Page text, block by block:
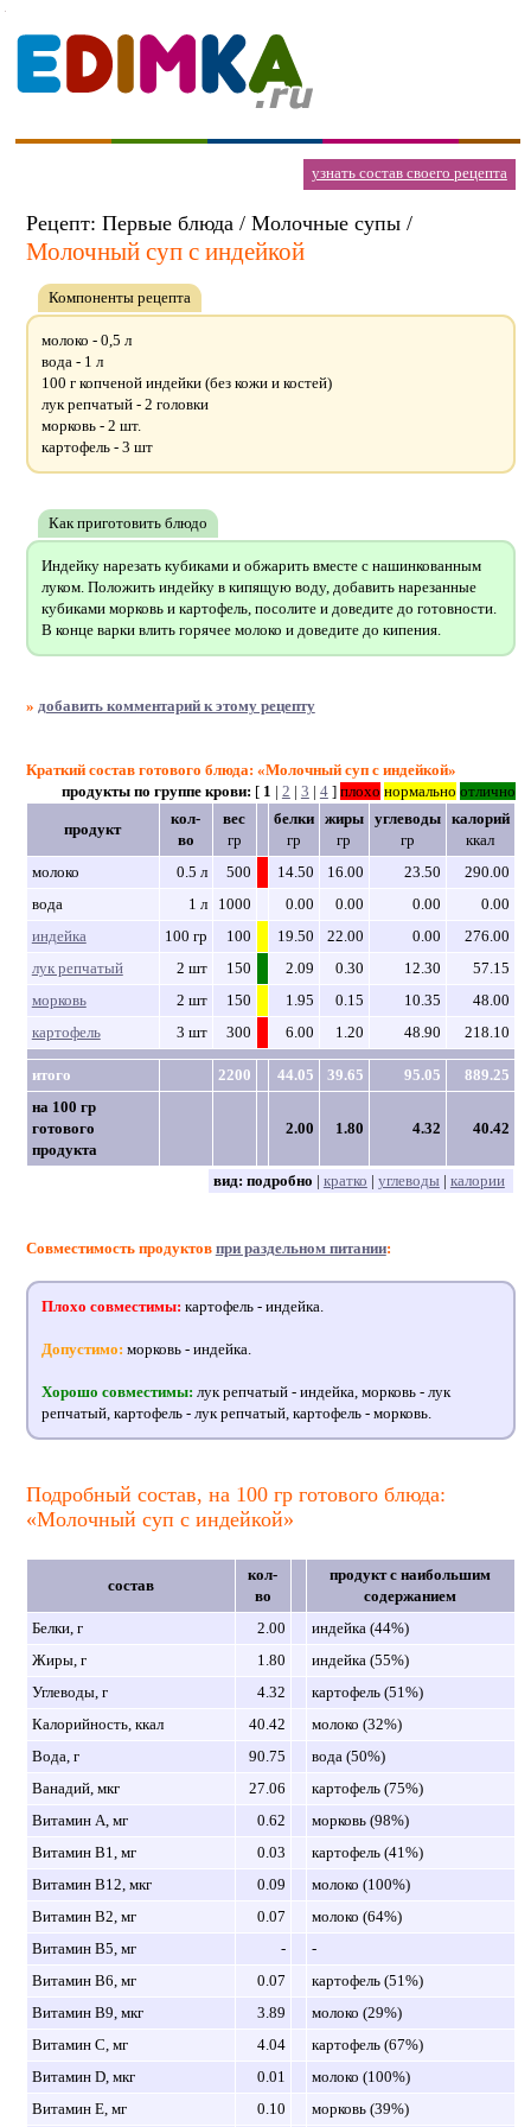
узнать состав своего рецепта
Рецепт: Первые блюда / Молочные супы /
Молочный суп с индейкой
Компоненты рецепта
молоко - 0,5 л
вода - 1 л
100 г копченой индейки (без кожи и костей)
лук репчатый - 2 головки
морковь - 2 шт.
картофель - 3 шт
Как приготовить блюдо
Индейку нарезать кубиками и обжарить вместе с нашинкованным
луком. Положить индейку в кипящую воду, добавить нарезанные
кубиками морковь и картофель, посолите и доведите до готовности.
В конце варки влить горячее молоко и доведите до кипения.
» добавить комментарий к этому рецепту
Краткий состав готового блюда: «Молочный суп с индейкой»
продукты по группе крови: [ 1 | 2 | 3 | 4] плохо нормально отлично
продукт
кол-
во
вес
гр
белки
гр
жиры
гр
углеводы
гр
калорий
ккал
молоко
0.5 л 500 14.50 16.00 23.50
290.00
вода
1 л 1000 0.00 0.00 0.00
0.00
индейка
100 гр 100 19.50 22.00 0.00
276.00
лук репчатый
2 шт 150 2.09 0.30 12.30
57.15
морковь
2 шт 150 1.95 0.15 10.35
48.00
картофель
3 шт 300 6.00 1.20 48.90 218.10
итого 2200 44.05 39.65 95.05
889.25
на 100 гр
готового
продукта
2.00 1.80 4.32 40.42
вид: подробно | кратко | углеводы| калории
Совместимость продуктов при раздельном питании:
Плохо совместимы: картофель - индейка.
Допустимо: морковь - индейка.
Хорошо совместимы: лук репчатый - индейка, морковь - лук
репчатый, картофель - лук репчатый, картофель - морковь.
Подробный состав, на 100 гр готового блюда:
«Молочный суп с индейкой»
состав
кол-
во
продукт с наибольшим
содержанием
Белки, г
2.00
индейка (44%)
Жиры, г
1.80
индейка (55%)
Углеводы, г
4.32
картофель (51%)
Калорийность, ккал
40.42
молоко (32%)
Вода, г
90.75
вода (50%)
Ванадий, мкг
27.06
картофель (75%)
Витамин A, мг
0.62
морковь (98%)
Витамин B1, мг
0.03
картофель (41%)
Витамин B12, мкг
0.09
молоко (100%)
Витамин B2, мг
0.07
молоко (64%)
Витамин B5, мг
-
-
Витамин B6, мг
0.07
картофель (51%)
Витамин B9, мкг
3.89
молоко (29%)
Витамин C, мг
4.04
картофель (67%)
Витамин D, мкг
0.01
молоко (100%)
Витамин E, мг
0.10 морковь (39%)